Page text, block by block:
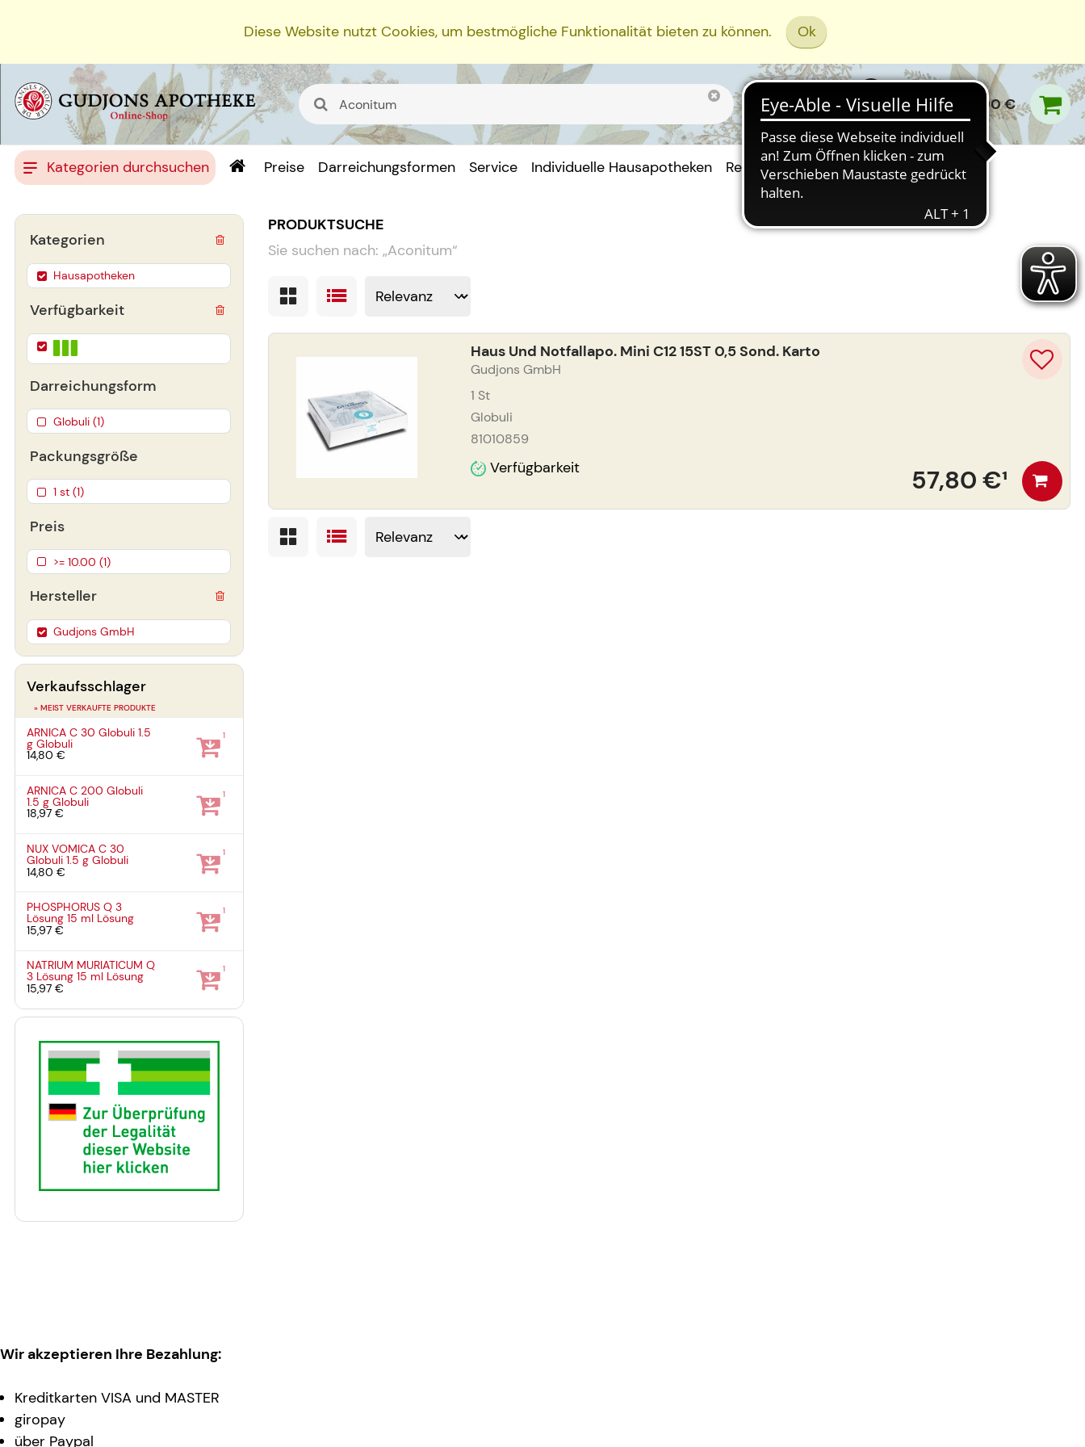
Diese Website nutzt Cookies, um bestmögliche Funktionalität bieten zu können. Ok
0,00 €
Kategorien durchsuchen Preise Darreichungsformen Service Individuelle Hausapotheken Rezept Einreichen
PRODUKTSUCHE
Sie suchen nach: „Aconitum“
Haus Und Notfallapo. Mini C12 15ST 0,5 Sond. Karto
Gudjons GmbH
1 St
Globuli
81010859
Verfügbarkeit 57,80 €¹
Verfügbarkeit
Darreichungsform
Globuli (1)
Packungsgröße
1 st (1)
Preis
>= 10.00 (1)
Hersteller
Gudjons GmbH
Kategorien
Hausapotheken
Verkaufsschlager
» MEIST VERKAUFTE PRODUKTE
ARNICA C 30 Globuli1.5
gGlobuli
14,80 €
1
ARNICA C 200 Globuli
1.5 gGlobuli
18,97 €
1
NUX VOMICA C 30
Globuli1.5 gGlobuli
14,80 €
1
PHOSPHORUS Q 3
Lösung15 ml Lösung
15,97 €
1
NATRIUM MURIATICUM Q
3 Lösung15 ml Lösung
15,97 €
1
Wir akzeptieren Ihre Bezahlung:
Kreditkarten VISA und MASTER
giropay
über Paypal